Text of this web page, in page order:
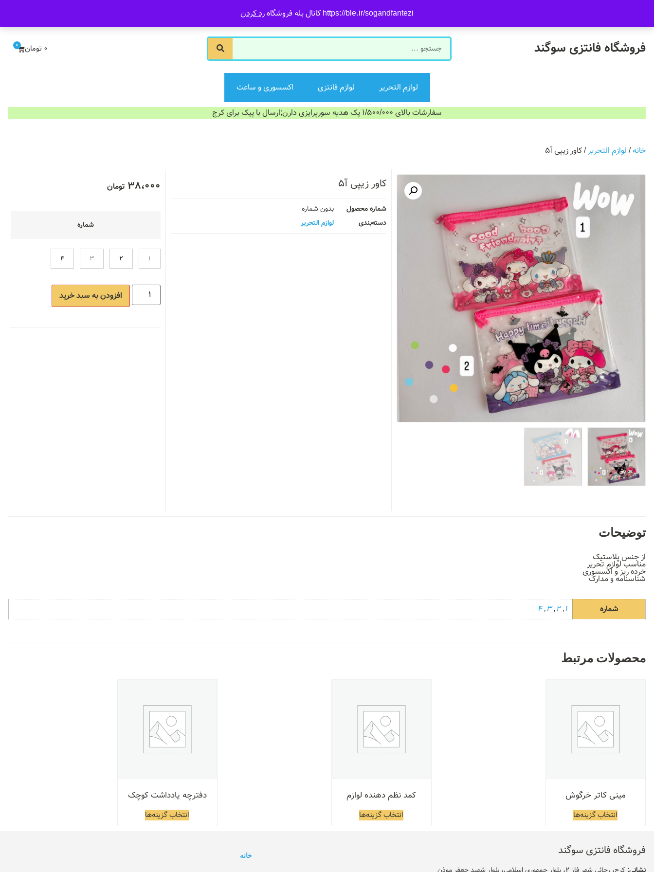
https://ble.ir/sogandfantezi کانال بله فروشگاه رد کردن
فروشگاه فانتزی سوگند 0 تومان 0
لوازم التحریر لوازم فانتزی اکسسوری و ساعت
سفارشات بالای 1/500/000 پک هدیه سورپرایزی دارن;ارسال با پیک برای کرج
خانه/ لوازم التحریر/ کاور زیپی آ۵
کاور زیپی آ۵
شماره محصول
بدون شماره
دسته‌بندی
لوازم التحریر
38،000 تومان
شماره
1
2
3
4
افزودن به سبد خرید
توضیحات
از جنس پلاستیک
مناسب لوازم تحریر
خرده ریز و اکسسوری
شناسنامه و مدارک
شماره 1
,
2
,
3
,
4
محصولات مرتبط
مینی کاتر خرگوش
انتخاب گزینه‌ها
کمد نظم دهنده لوازم
انتخاب گزینه‌ها
دفترچه یادداشت کوچک
انتخاب گزینه‌ها
فروشگاه فانتزی سوگند
نشانی: کرج، رجائی شهر فاز 2، بلوار جمهوری اسلامی، بلوار شهید جعفر موذن
خانه